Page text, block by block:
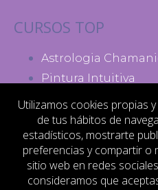
CURSOS TOP
Astrologia
Pintura Intuitiva
Madres de Poder
MI ACTIVIDAD
Contacto
Aviso legal
Utilizamos cookies propias
de tus hábitos de
estadísticos, mostrarte
preferencias y compartir o
sitio web en redes
consideramos que